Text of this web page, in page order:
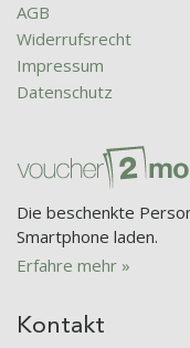
AGB
Widerrufsrecht
Impressum
Datenschutz
Die beschenkte
Smartphone laden.
Erfahre mehr »
Kontakt